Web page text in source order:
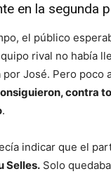
en la segunda
el público
rival no había
José. Pero poco
contra
.
indicar que el
Selles. Solo